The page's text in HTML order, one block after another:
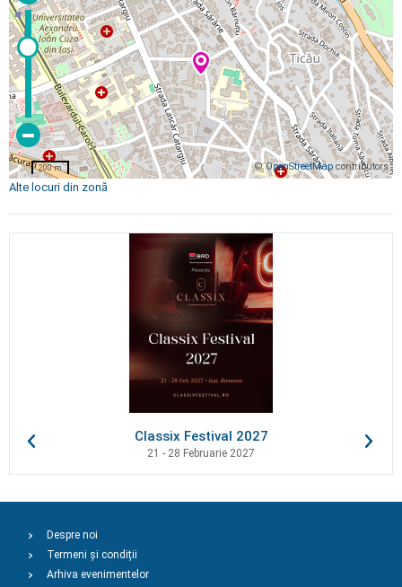
©OpenStreetMap contributors
200 m
Alte locuri din zonă
Classix Festival 2027
21 - 28 Februarie 2027
Despre noi
Termeni și condiții
Arhiva evenimentelor